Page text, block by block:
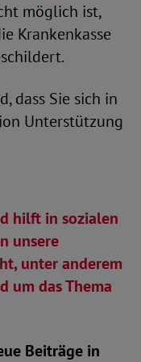
möglich ist,
Krankenkasse
dass Sie sich in
Unterstützung
hilft in sozialen
unsere
unter anderem
um das Thema
Beiträge in